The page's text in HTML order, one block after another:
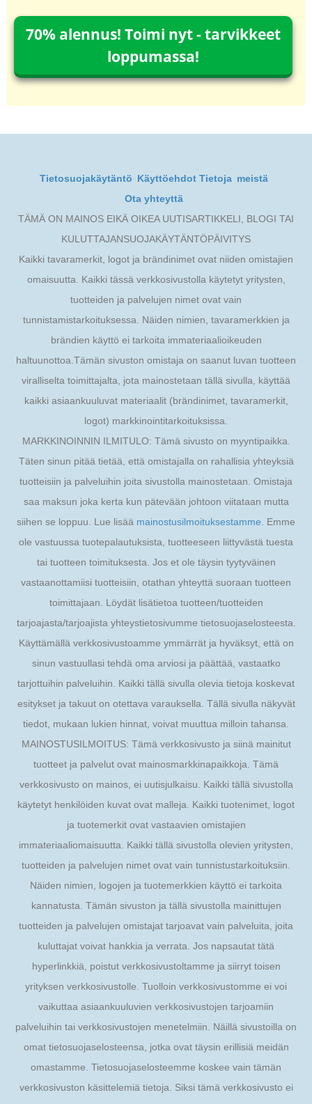
70% alennus! Toimi nyt - tarvikkeet
loppumassa!
Tietosuojakäytäntö Käyttöehdot Tietoja meistä
Ota yhteyttä
TÄMÄ ON MAINOS EIKÄ OIKEA UUTISARTIKKELI, BLOGI TAI
KULUTTAJANSUOJAKÄYTÄNTÖPÄIVITYS
Kaikki tavaramerkit, logot ja brändinimet ovat niiden omistajien
omaisuutta. Kaikki tässä verkkosivustolla käytetyt yritysten,
tuotteiden ja palvelujen nimet ovat vain
tunnistamistarkoituksessa. Näiden nimien, tavaramerkkien ja
brändien käyttö ei tarkoita immateriaalioikeuden
haltuunottoa.Tämän sivuston omistaja on saanut luvan tuotteen
viralliselta toimittajalta, jota mainostetaan tällä sivulla, käyttää
kaikki asiaankuuluvat materiaalit (brändinimet, tavaramerkit,
logot) markkinointitarkoituksissa.
MARKKINOINNIN ILMITULO: Tämä sivusto on myyntipaikka.
Täten sinun pitää tietää, että omistajalla on rahallisia yhteyksiä
tuotteisiin ja palveluihin joita sivustolla mainostetaan. Omistaja
saa maksun joka kerta kun pätevään johtoon viitataan mutta
siihen se loppuu. Lue lisää mainostusilmoituksestamme . Emme
ole vastuussa tuotepalautuksista, tuotteeseen liittyvästä tuesta
tai tuotteen toimituksesta. Jos et ole täysin tyytyväinen
vastaanottamiisi tuotteisiin, otathan yhteyttä suoraan tuotteen
toimittajaan. Löydät lisätietoa tuotteen/tuotteiden
tarjoajasta/tarjoajista yhteystietosivumme tietosuojaselosteesta.
Käyttämällä verkkosivustoamme ymmärrät ja hyväksyt, että on
sinun vastuullasi tehdä oma arviosi ja päättää, vastaatko
tarjottuihin palveluihin. Kaikki tällä sivulla olevia tietoja koskevat
esitykset ja takuut on otettava varauksella. Tällä sivulla näkyvät
tiedot, mukaan lukien hinnat, voivat muuttua milloin tahansa.
MAINOSTUSILMOITUS: Tämä verkkosivusto ja siinä mainitut
tuotteet ja palvelut ovat mainosmarkkinapaikkoja. Tämä
verkkosivusto on mainos, ei uutisjulkaisu. Kaikki tällä sivustolla
käytetyt henkilöiden kuvat ovat malleja. Kaikki tuotenimet, logot
ja tuotemerkit ovat vastaavien omistajien
immateriaaliomaisuutta. Kaikki tällä sivustolla olevien yritysten,
tuotteiden ja palvelujen nimet ovat vain tunnistustarkoituksiin.
Näiden nimien, logojen ja tuotemerkkien käyttö ei tarkoita
kannatusta. Tämän sivuston ja tällä sivustolla mainittujen
tuotteiden ja palvelujen omistajat tarjoavat vain palveluita, joita
kuluttajat voivat hankkia ja verrata. Jos napsautat tätä
hyperlinkkiä, poistut verkkosivustoltamme ja siirryt toisen
yrityksen verkkosivustolle. Tuolloin verkkosivustomme ei voi
vaikuttaa asiaankuuluvien verkkosivustojen tarjoamiin
palveluihin tai verkkosivustojen menetelmiin. Näillä sivustoilla on
omat tietosuojaselosteensa, jotka ovat täysin erillisiä meidän
omastamme. Tietosuojaselosteemme koskee vain tämän
verkkosivuston käsittelemiä tietoja. Siksi tämä verkkosivusto ei